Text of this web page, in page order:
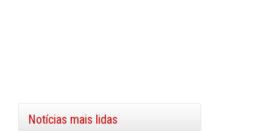
Notícias mais lidas